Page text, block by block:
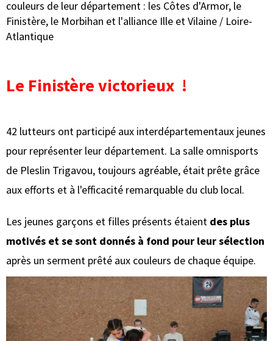
couleurs de leur département : les Côtes d'Armor, le
Finistère, le Morbihan et l'alliance Ille et Vilaine / Loire-
Atlantique
Le Finistère victorieux !
42 lutteurs ont participé aux interdépartementaux jeunes
pour représenter leur département. La salle omnisports
de Pleslin Trigavou, toujours agréable, était prête grâce
aux efforts et à l'efficacité remarquable du club local.
Les jeunes garçons et filles présents étaient des plus
motivés et se sont donnés à fond pour leur sélection
après un serment prêté aux couleurs de chaque équipe.